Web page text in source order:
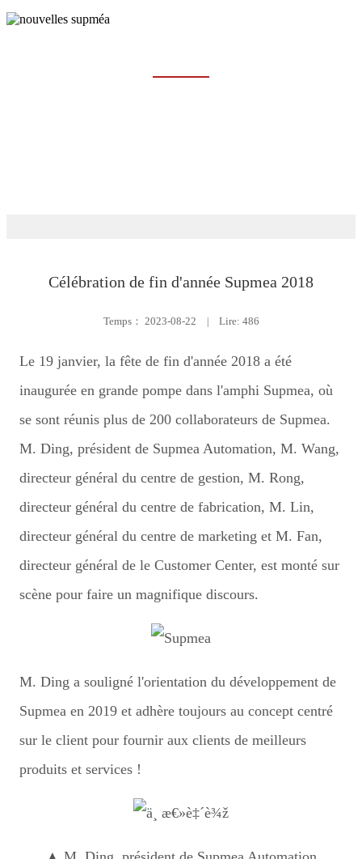
Célébration de fin d'année Supmea 2018
Temps： 2023-08-22 | Lire: 486
Le 19 janvier, la fête de fin d'année 2018 a été
inaugurée en grande pompe dans l'amphi Supmea, où
se sont réunis plus de 200 collaborateurs de Supmea.
M. Ding, président de Supmea Automation, M. Wang,
directeur général du centre de gestion, M. Rong,
directeur général du centre de fabrication, M. Lin,
directeur général du centre de marketing et M. Fan,
directeur général de le Customer Center, est monté sur
scène pour faire un magnifique discours.
M. Ding a souligné l'orientation du développement de
Supmea en 2019 et adhère toujours au concept centré
sur le client pour fournir aux clients de meilleurs
produits et services !